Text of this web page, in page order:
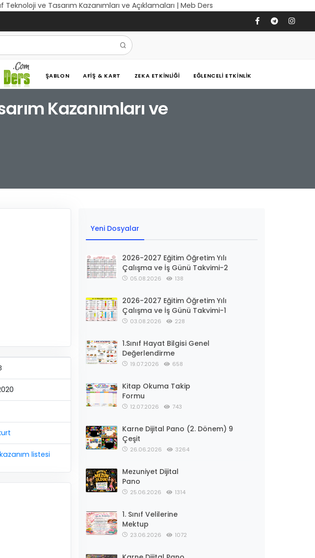
Teknoloji ve Tasarım Kazanımları ve Açıklamaları | Meb Ders
ŞABLON AFIŞ & KART ZEKA ETKINLIĞI EĞLENCELI ETKINLIK
Kazanımları ve
kazanım listesi
Yeni Dosyalar
2026-2027 Eğitim Öğretim Yılı
Çalışma ve İş Günü Takvimi-2
05.08.2026 138
2026-2027 Eğitim Öğretim Yılı
Çalışma ve İş Günü Takvimi-1
03.08.2026 228
1.Sınıf Hayat Bilgisi Genel
Değerlendirme
19.07.2026 658
Kitap Okuma Takip
Formu
12.07.2026 743
Karne Dijital Pano (2. Dönem) 9
Çeşit
26.06.2026 3264
Mezuniyet Dijital
Pano
25.06.2026 1314
1. Sınıf Velilerine
Mektup
23.06.2026 1072